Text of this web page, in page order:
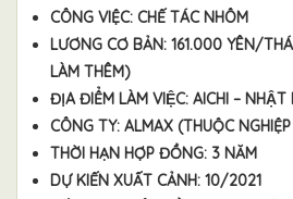
CÔNG VIỆC: CHẾ TÁC NHÔM
LƯƠNG CƠ BẢN: 161.000 YÊN/
LÀM THÊM)
ĐỊA ĐIỂM LÀM VIỆC: AICHI – NHẬT
CÔNG TY: ALMAX (THUỘC
THỜI HẠN HỢP ĐỒNG: 3 NĂM
DỰ KIẾN XUẤT CẢNH: 10/2021